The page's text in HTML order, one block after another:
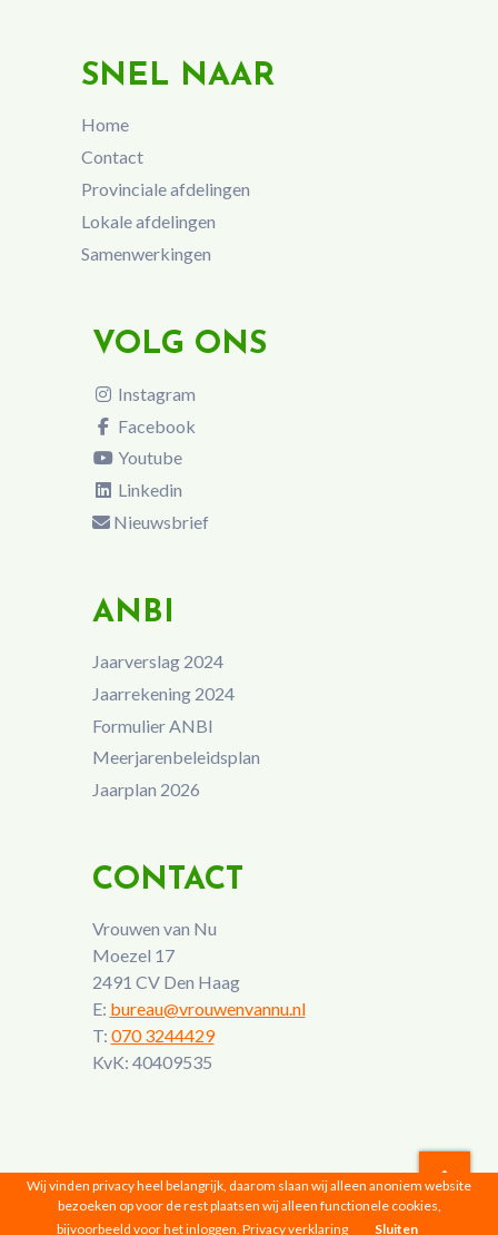
SNEL NAAR
Home
Contact
Provinciale afdelingen
Lokale afdelingen
Samenwerkingen
VOLG ONS
Instagram
Facebook
Youtube
Linkedin
Nieuwsbrief
ANBI
Jaarverslag 2024
Jaarrekening 2024
Formulier ANBI
Meerjarenbeleidsplan
Jaarplan 2026
CONTACT
Vrouwen van Nu
Moezel 17
2491 CV Den Haag
E: bureau@vrouwenvannu.nl
T: 070 3244429
KvK: 40409535
Vrouwen van Nu © 2026 |Privacyverklaring
Wij vinden privacy heel belangrijk, daarom slaan wij alleen anoniem website
bezoeken op voor de rest plaatsen wij alleen functionele cookies,
bijvoorbeeld voor het inloggen. Privacy verklaring Sluiten